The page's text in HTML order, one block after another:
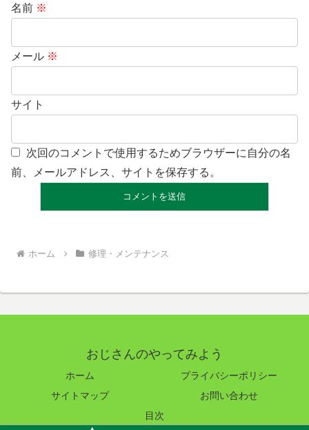
名前 ※
メール ※
サイト
次回のコメントで使用するためブラウザーに自分の名
前、メールアドレス、サイトを保存する。
ホーム 修理・メンテナンス
おじさんのやってみよう
ホーム
プライバシーポリシー
サイトマップ
お問い合わせ
目次